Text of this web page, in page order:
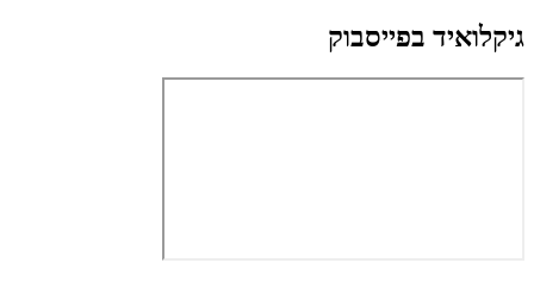
גיקלואיד בפייסבוק